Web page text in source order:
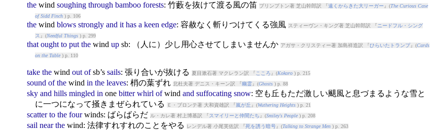
the wind soughing through bamboo forests: 竹藪を抜けて渡る風の笛 プリンプトン著 芝山幹郎訳 『遠くからきた大リーガー 』(The Curious Case
of Sidd Finch) p. 106
the wind blows strongly and it has a keen edge: 容赦なく斬りつけてくる強風 スティーヴン・キング著 芝山幹郎訳 『 ニードフル・シング
ス 』(Needful Things) p. 299
that ought to put the wind upsb: （人に）少し用心させてしまいませんか アガサ・クリスティー著 加島祥造訳 『ひらいたトランプ』(Cards
on the Table) p. 110
take the wind out ofsb’s sails: 張り合いが抜ける 夏目漱石著 マクレラン訳 『 こころ 』(Kokoro) p. 215
sound of the wind in the leaves: 梢の葉ずれ 北杜夫著 デニス・キーン訳 『 幽霊』(Ghosts) p. 88
sky and hills mingled inone bitter whirl of wind and suffocating snow: 空も丘もただ激しい颶風と息づまるような雪と
に一つになって掻きまぜられている
Ｅ・ブロンテ著 大和資雄訳 『 嵐が丘 』(Wuthering Heights) p. 21
scatter to the four winds: ばらばらだ ル・カレ著 村上博基訳 『 スマイリーと仲間たち 』(Smiley's People) p. 208
sail near the wind: 法律すれすれのことをやる レンデル著 小尾芙佐訳 『死を誘う暗号』(Talking to Strange Men) p. 263